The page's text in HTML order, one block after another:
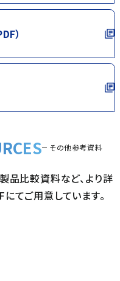
）
その他参考資料
品比較資料など、より詳
てご用意しています。